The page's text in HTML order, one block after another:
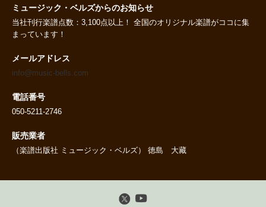
ミュージック・ベルズからのお知らせ
当社刊行楽譜点数：3,100点以上！ 全国のオリジナル楽譜がココに集
まっています！
メールアドレス
info@music-bells.com
電話番号
050-5211-2746
販売業者
（楽譜出版社 ミュージック・ベルズ） 徳島 大藏